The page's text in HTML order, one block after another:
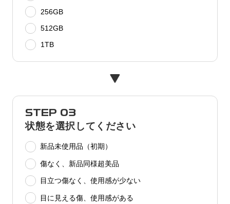
256GB
512GB
1TB
STEP 03
状態を選択してください
新品未使用品（初期）
傷なく、新品同様超美品
目立つ傷なく、使用感が少ない
目に見える傷、使用感がある